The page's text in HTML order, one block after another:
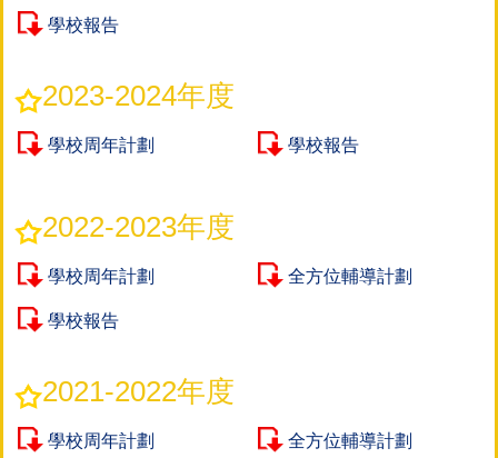
學校報告
2023-2024年度
學校周年計劃 學校報告
2022-2023年度
學校周年計劃 全方位輔導計劃
學校報告
2021-2022年度
學校周年計劃 全方位輔導計劃